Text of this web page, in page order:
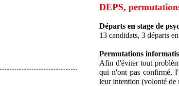
DEPS,
Départs en stage de
13 candidats, 3 départs
Permutations
Afin d'éviter tout
qui n'ont pas confirmé,
leur intention (volonté de